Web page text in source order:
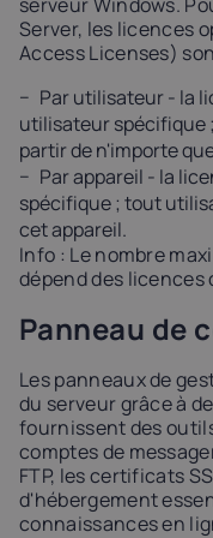
Server, les licences
Access Licenses)
Par utilisateur - la
utilisateur spécifique
partir de n'importe
Par appareil - la
spécifique ; tout
cet appareil.
Info : Le nombre
dépend des
Panneau de
Les panneaux de
du serveur grâce à
fournissent des
comptes de
FTP, les certificats
d'hébergement
connaissances en